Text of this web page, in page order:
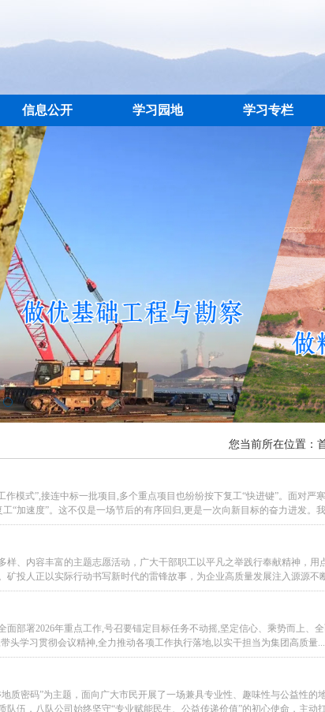
信息公开 学习园地 学习专栏
3
您当前所在位置：
模式”,接连中标一批项目,多个重点项目也纷纷按下复工“快进键”。面对严
“加速度”。这不仅是一场节后的有序回归,更是一次向新目标的奋力进发。
、内容丰富的主题志愿活动，广大干部职工以平凡之举践行奉献精神，用
投人正以实际行动书写新时代的雷锋故事，为企业高质量发展注入源源不
部署2026年重点工作,号召要锚定目标任务不动摇,坚定信心、乘势而上、
头学习贯彻会议精神,全力推动各项工作执行落地,以实干担当为集团高质量...
质密码”为主题，面向广大市民开展了一场兼具专业性、趣味性与公益性的
伍，八队公司始终坚守“专业赋能民生、公益传递价值”的初心使命，主动